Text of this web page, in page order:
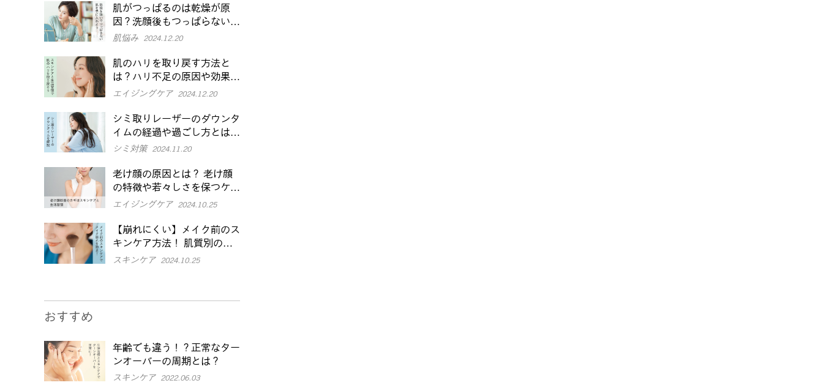
肌がつっぱるのは乾燥が原
因？洗顔後もつっぱらない肌
を目指す対策を紹介
肌悩み 2024.12.20
肌のハリを取り戻す方法と
は？ハリ不足の原因や効果的
なケアを紹介
エイジングケア 2024.12.20
シミ取りレーザーのダウンタ
イムの経過や過ごし方とは？
でやすい症状や注意点も
シミ対策 2024.11.20
老け顔の原因とは？ 老け顔
の特徴や若々しさを保つケア
を紹介
エイジングケア 2024.10.25
【崩れにくい】メイク前のス
キンケア方法！ 肌質別のポ
イントや注意点も解説
スキンケア 2024.10.25
おすすめ
年齢でも違う！？正常なター
ンオーバーの周期とは？
スキンケア 2022.06.03